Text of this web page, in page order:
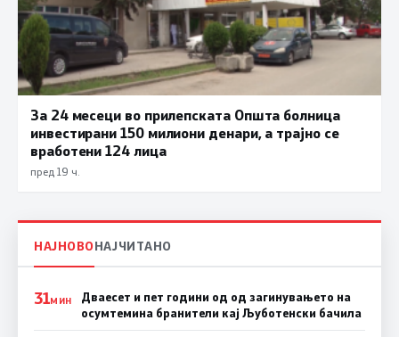
За 24 месеци во прилепската Општа болница
инвестирани 150 милиони денари, а трајно се
вработени 124 лица
пред 19 ч.
НАЈНОВОНАЈЧИТАНО
31МИН
Дваесет и пет години од од загинувањето на
осумтемина бранители кај Љуботенски бачила